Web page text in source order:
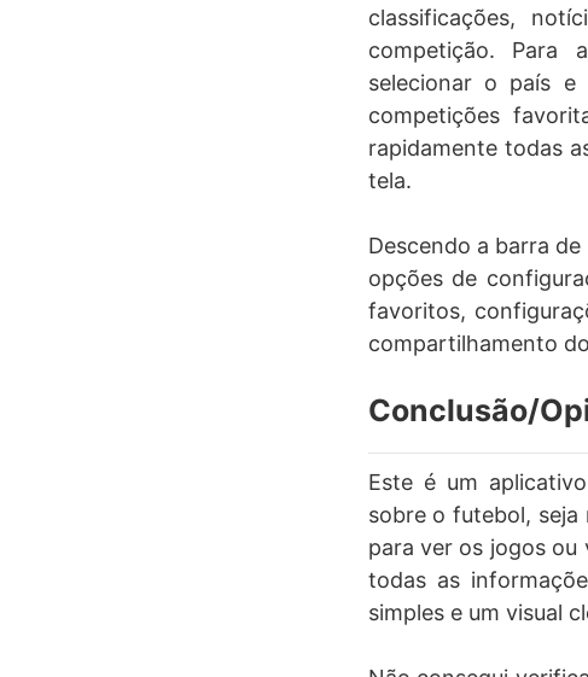
classificações,
competição. Para
selecionar o país e
competições
rapidamente todas
tela.
Descendo a barra
opções de
favoritos,
compartilhamento
Conclusão/
Este é um
sobre o futebol,
para ver os jogos
todas as
simples e um visual